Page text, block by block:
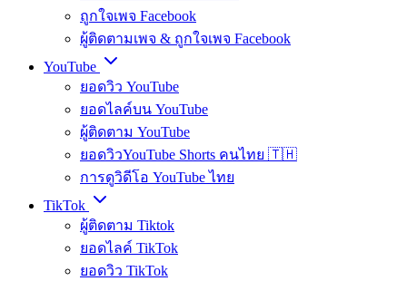
ถูกใจเพจ Facebook
ผู้ติดตามเพจ & ถูกใจเพจ Facebook
YouTube
ยอดวิว YouTube
ยอดไลค์บน YouTube
ผู้ติดตาม YouTube
ยอดวิวYouTube Shorts คนไทย 🇹🇭
การดูวิดีโอ YouTube ไทย
TikTok
ผู้ติดตาม Tiktok
ยอดไลค์ TikTok
ยอดวิว TikTok